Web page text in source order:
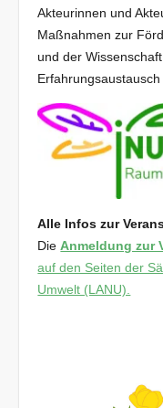
Akteurinnen und
Maßnahmen zur
und der
Alle Infos zur
Die Anmeldung zur
auf den Seiten der
Umwelt (LANU).